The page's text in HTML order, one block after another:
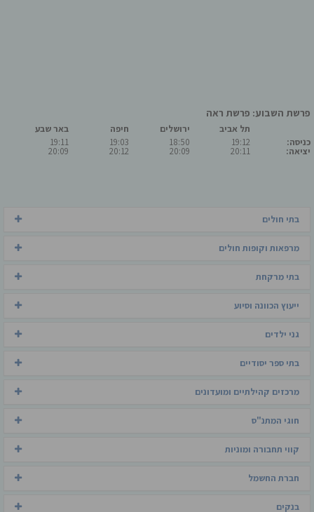
פרשת השבוע: פרשת ראה
כניסה:
יציאה:
תל אביב
19:12
20:11
ירושלים
18:50
20:09
חיפה
19:03
20:12
באר שבע
19:11
20:09
בתי חולים
מרפאות וקופות חולים
בתי מרקחת
ייעוץ הכוונה וסיוע
גני ילדים
בתי ספר יסודיים
מרכזים קהילתיים ומועדונים
חוגי המתנ"ס
קווי תחבורה ומוניות
חברת החשמל
בנקים